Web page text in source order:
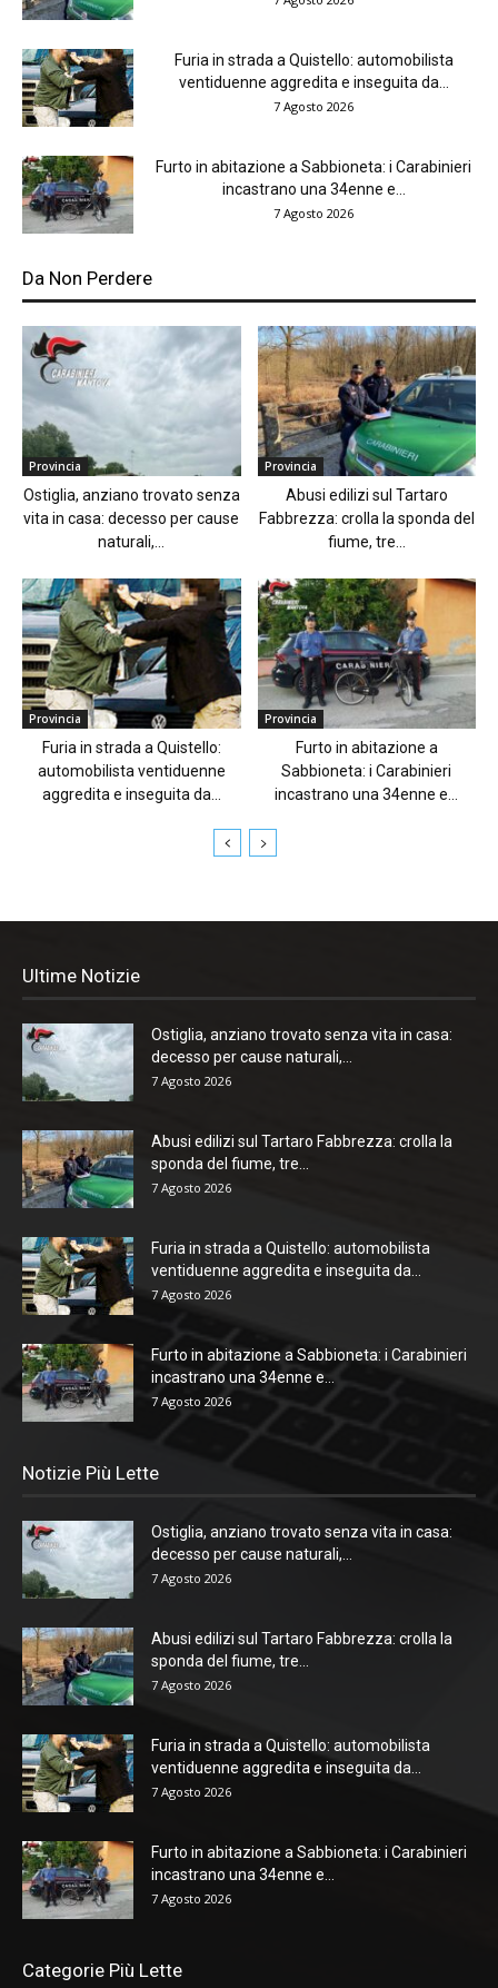
Furia in strada a Quistello: automobilista
ventiduenne aggredita e inseguita da...
7 Agosto 2026
Furto in abitazione a Sabbioneta: i Carabinieri
incastrano una 34enne e...
7 Agosto 2026
Da Non Perdere
Provincia
Ostiglia, anziano trovato senza
vita in casa: decesso per cause
naturali,...
Provincia
Abusi edilizi sul Tartaro
Fabbrezza: crolla la sponda del
fiume, tre...
Provincia
Furia in strada a Quistello:
automobilista ventiduenne
aggredita e inseguita da...
Provincia
Furto in abitazione a
Sabbioneta: i Carabinieri
incastrano una 34enne e...
Ultime Notizie
Ostiglia, anziano trovato senza vita in casa:
decesso per cause naturali,...
7 Agosto 2026
Abusi edilizi sul Tartaro Fabbrezza: crolla la
sponda del fiume, tre...
7 Agosto 2026
Furia in strada a Quistello: automobilista
ventiduenne aggredita e inseguita da...
7 Agosto 2026
Furto in abitazione a Sabbioneta: i Carabinieri
incastrano una 34enne e...
7 Agosto 2026
Notizie Più Lette
Ostiglia, anziano trovato senza vita in casa:
decesso per cause naturali,...
7 Agosto 2026
Abusi edilizi sul Tartaro Fabbrezza: crolla la
sponda del fiume, tre...
7 Agosto 2026
Furia in strada a Quistello: automobilista
ventiduenne aggredita e inseguita da...
7 Agosto 2026
Furto in abitazione a Sabbioneta: i Carabinieri
incastrano una 34enne e...
7 Agosto 2026
Categorie Più Lette